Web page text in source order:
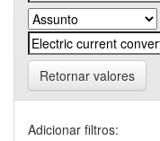
Retornar valores
Adicionar filtros: